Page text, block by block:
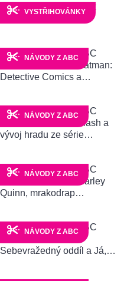
VYSTŘIHOVÁNKY
NÁVODY Z ABC
NÁVODY Z ABC
NÁVODY Z ABC
NÁVODY Z ABC